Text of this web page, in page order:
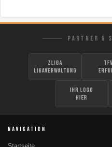
PARTNER &
zLiga
Ligaverwaltung
TFV
Ihr Logo
hier
NAVIGATION